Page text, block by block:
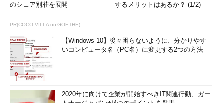
のシェア別荘を展開
PR(COCO VILLA on GOETHE)
するメリットはあるか？ (1/2)
【Windows 10】後々困らないように、分かりやす
いコンピュータ名（PC名）に変更する2つの方法
2020年に向けて企業が開始すべきIT関連行動、ガー